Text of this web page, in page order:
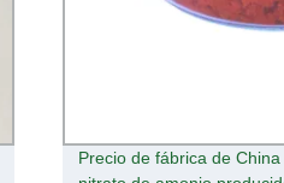
Precio de fábrica de